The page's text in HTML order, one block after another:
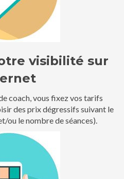
visibilité sur
coach, vous fixez vos tarifs
des prix dégressifs suivant le
ou le nombre de séances).